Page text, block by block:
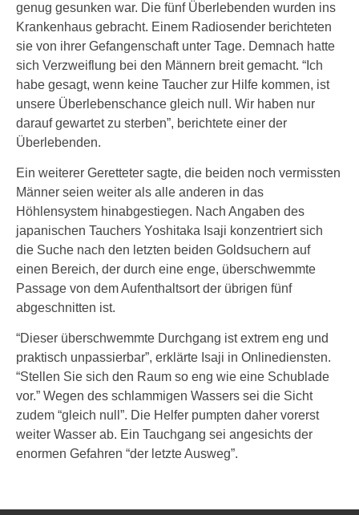
genug gesunken war. Die fünf Überlebenden wurden ins
Krankenhaus gebracht. Einem Radiosender berichteten
sie von ihrer Gefangenschaft unter Tage. Demnach hatte
sich Verzweiflung bei den Männern breit gemacht. “Ich
habe gesagt, wenn keine Taucher zur Hilfe kommen, ist
unsere Überlebenschance gleich null. Wir haben nur
darauf gewartet zu sterben”, berichtete einer der
Überlebenden.
Ein weiterer Geretteter sagte, die beiden noch vermissten
Männer seien weiter als alle anderen in das
Höhlensystem hinabgestiegen. Nach Angaben des
japanischen Tauchers Yoshitaka Isaji konzentriert sich
die Suche nach den letzten beiden Goldsuchern auf
einen Bereich, der durch eine enge, überschwemmte
Passage von dem Aufenthaltsort der übrigen fünf
abgeschnitten ist.
“Dieser überschwemmte Durchgang ist extrem eng und
praktisch unpassierbar”, erklärte Isaji in Onlinediensten.
“Stellen Sie sich den Raum so eng wie eine Schublade
vor.” Wegen des schlammigen Wassers sei die Sicht
zudem “gleich null”. Die Helfer pumpten daher vorerst
weiter Wasser ab. Ein Tauchgang sei angesichts der
enormen Gefahren “der letzte Ausweg”.